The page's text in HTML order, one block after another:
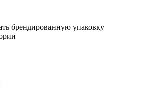
брендированную упаковку